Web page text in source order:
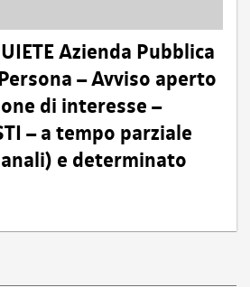
Azienda Pubblica
– Avviso aperto
di interesse –
– a tempo parziale
e determinato